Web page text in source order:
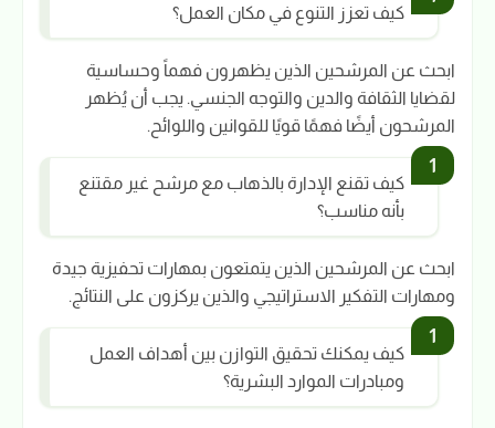
كيف تعزز التنوع في مكان العمل؟
ابحث عن المرشحين الذين يظهرون فهماً وحساسية
لقضايا الثقافة والدين والتوجه الجنسي. يجب أن يُظهر
المرشحون أيضًا فهمًا قويًا للقوانين واللوائح.
كيف تقنع الإدارة بالذهاب مع مرشح غير مقتنع
بأنه مناسب؟
ابحث عن المرشحين الذين يتمتعون بمهارات تحفيزية جيدة
ومهارات التفكير الاستراتيجي والذين يركزون على النتائج.
كيف يمكنك تحقيق التوازن بين أهداف العمل
ومبادرات الموارد البشرية؟